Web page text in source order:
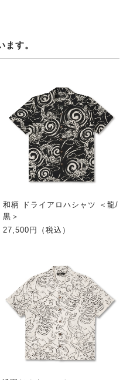
す。
和柄 ドライアロハシャツ ＜龍/
黒＞
27,500円（税込）